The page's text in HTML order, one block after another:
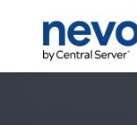
Conteúdo